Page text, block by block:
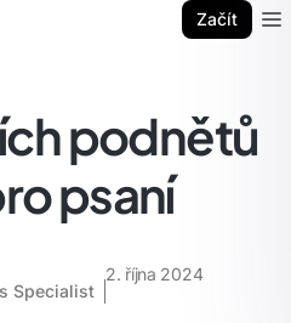
Začít
podnětů
psaní
Specialist
2. října 2024